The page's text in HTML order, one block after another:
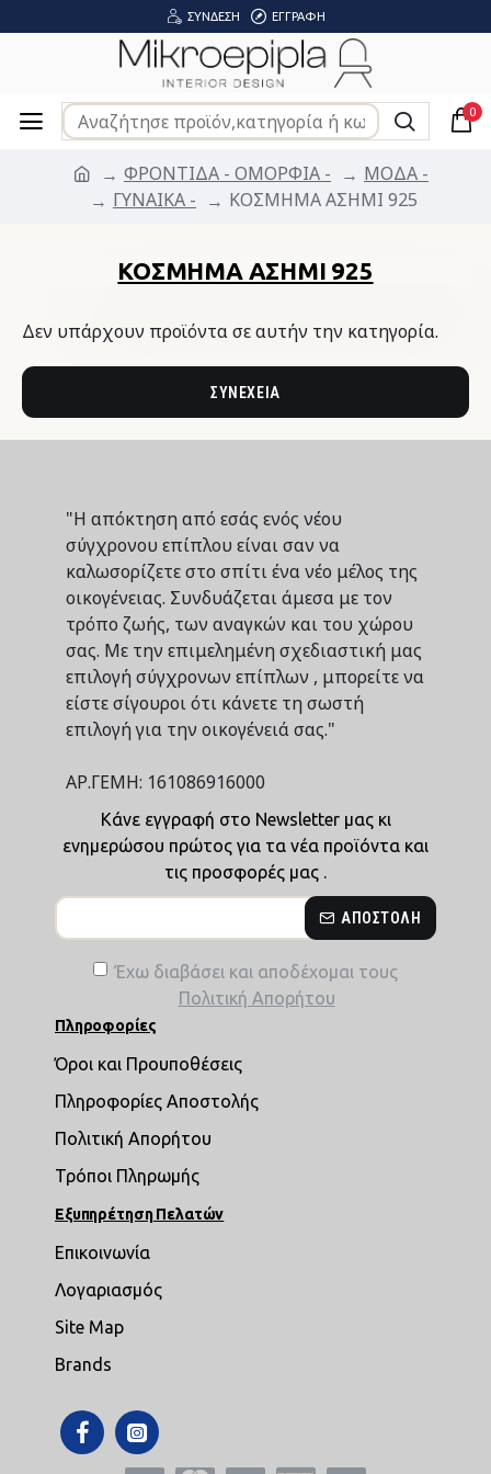
ΣΎΝΔΕΣΗ ΕΓΓΡΑΦΉ
0
ΦΡΟΝΤΙΔΑ - ΟΜΟΡΦΙΑ -
ΜΟΔΑ -
ΓΥΝΑΙΚΑ -
ΚΟΣΜΗΜΑ ΑΣΗΜΙ 925
ΚΟΣΜΗΜΑ ΑΣΗΜΙ 925
Δεν υπάρχουν προϊόντα σε αυτήν την κατηγορία.
ΣΥΝΈΧΕΙΑ
"Η απόκτηση από εσάς ενός νέου
σύγχρονου επίπλου είναι σαν να
καλωσορίζετε στο σπίτι ένα νέο μέλος της
οικογένειας. Συνδυάζεται άμεσα με τον
τρόπο ζωής, των αναγκών και του χώρου
σας. Με την επιμελημένη σχεδιαστική μας
επιλογή σύγχρονων επίπλων , μπορείτε να
είστε σίγουροι ότι κάνετε τη σωστή
επιλογή για την οικογένειά σας."
ΑΡ.ΓΕΜΗ: 161086916000
Κάνε εγγραφή στο Newsletter μας κι
ενημερώσου πρώτος για τα νέα προϊόντα και
τις προσφορές μας .
ΑΠΟΣΤΟΛΉ
Έχω διαβάσει και αποδέχομαι τους
Πολιτική Απορήτου
Πληροφορίες
Όροι και Προυποθέσεις
Πληροφορίες Αποστολής
Πολιτική Απορήτου
Τρόποι Πληρωμής
Εξυπηρέτηση Πελατών
Επικοινωνία
Λογαριασμός
Site Map
Brands